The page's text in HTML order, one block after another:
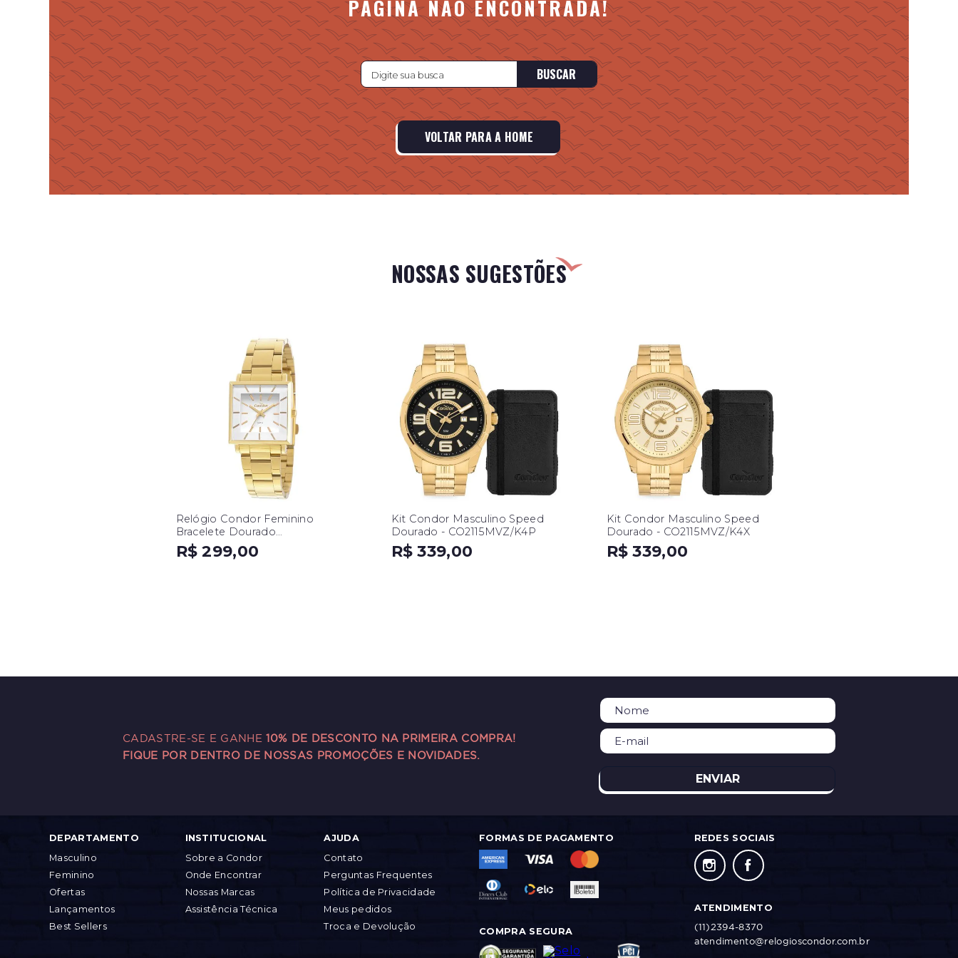
PÁGINA NÃO ENCONTRADA!
BUSCAR
VOLTAR PARA A HOME
NOSSAS SUGESTÕES
Relógio Condor Feminino
Bracelete Dourado
CO2035EXM/K4B
R$ 299,00
Kit Condor Masculino Speed
Dourado - CO2115MVZ/K4P
R$ 339,00
Kit Condor Masculino Speed
Dourado - CO2115MVZ/K4X
R$ 339,00
CADASTRE-SE E GANHE10% DE DESCONTO NA PRIMEIRA COMPRA!
FIQUE POR DENTRO DE NOSSAS PROMOÇÕES E NOVIDADES.
ENVIAR
DEPARTAMENTO
Masculino
Feminino
Ofertas
Lançamentos
Best Sellers
INSTITUCIONAL
Sobre a Condor
Onde Encontrar
Nossas Marcas
Assistência Técnica
AJUDA
Contato
Perguntas Frequentes
Política de Privacidade
Meus pedidos
Troca e Devolução
FORMAS DE PAGAMENTO
COMPRA SEGURA
REDES SOCIAIS
ATENDIMENTO
(11)2394-8370
atendimento@relogioscondor.com.br